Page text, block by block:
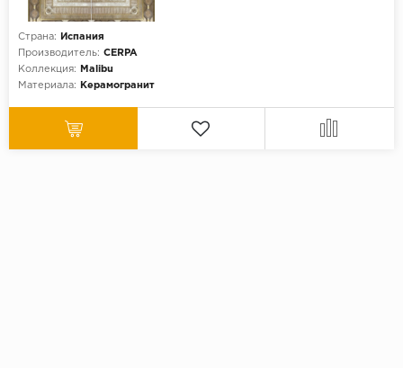
Страна:
Испания
Производитель: CERPA
Коллекция:
Malibu
Материала:
Керамогранит